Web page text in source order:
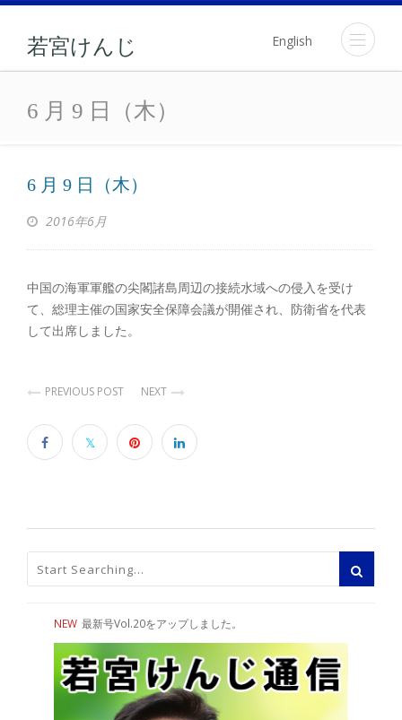
若宮けんじ English
6 月 9 日（木）
6 月 9 日（木）
6 月 9 日（木）
2016年6月
中国の海軍軍艦の尖閣諸島周辺の接続水域への侵入を受け
て、総理主催の国家安全保障会議が開催され、防衛省を代表
して出席しました。
PREVIOUS POST NEXT
NEW 最新号Vol.20をアップしました。